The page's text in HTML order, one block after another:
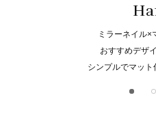
ミラーネイル×
おすすめデザ
シンプルでマッ